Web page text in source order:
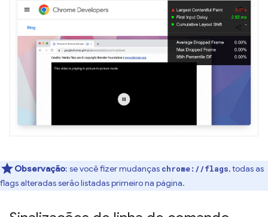
Observação: se você fizer mudanças chrome://flags, todas as
flags alteradas serão listadas primeiro na página.